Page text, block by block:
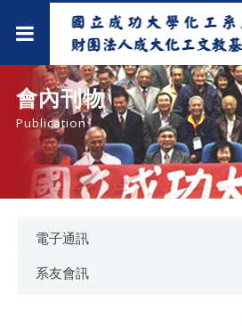
會內刊物
Publication
電子通訊
系友會訊